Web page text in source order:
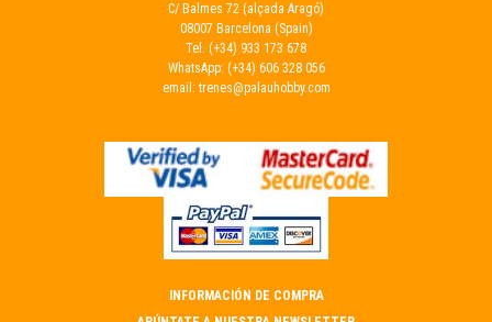
C/ Balmes 72 (alçada Aragó)
08007 Barcelona (Spain)
Tel. (+34) 933 173 678
WhatsApp: (+34) 606 328 056
email: trenes@palauhobby.com
INFORMACIÓN DE COMPRA